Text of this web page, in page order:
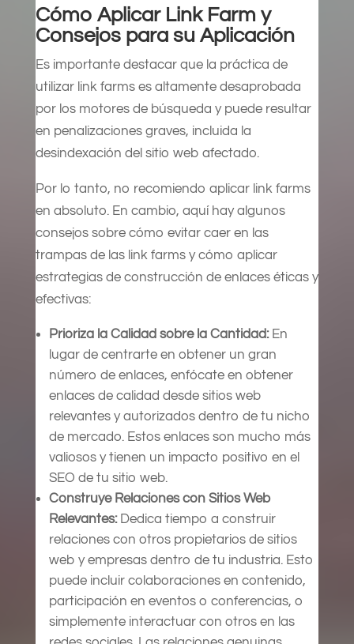
Cómo Aplicar Link Farm y
Consejos para su Aplicación
Es importante destacar que la práctica de
utilizar link farms es altamente desaprobada
por los motores de búsqueda y puede resultar
en penalizaciones graves, incluida la
desindexación del sitio web afectado.
Por lo tanto, no recomiendo aplicar link farms
en absoluto. En cambio, aquí hay algunos
consejos sobre cómo evitar caer en las
trampas de las link farms y cómo aplicar
estrategias de construcción de enlaces éticas y
efectivas:
Prioriza la Calidad sobre la Cantidad:En
lugar de centrarte en obtener un gran
número de enlaces, enfócate en obtener
enlaces de calidad desde sitios web
relevantes y autorizados dentro de tu nicho
de mercado. Estos enlaces son mucho más
valiosos y tienen un impacto positivo en el
SEO de tu sitio web.
Construye Relaciones con Sitios Web
Relevantes:Dedica tiempo a construir
relaciones con otros propietarios de sitios
web y empresas dentro de tu industria. Esto
puede incluir colaboraciones en contenido,
participación en eventos o conferencias, o
simplemente interactuar con otros en las